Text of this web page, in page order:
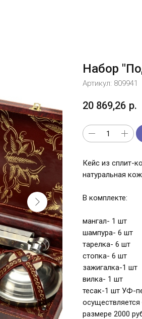
Набор
Артикул: 809941
20 869,26 р.
Кейс из сплит-
натуральная
В комплекте:
мангал- 1 шт
шампура- 6 шт
тарелка- 6 шт
стопка- 6 шт
зажигалка-1 шт
вилка- 1 шт
тесак-1 шт УФ-
размере 2000